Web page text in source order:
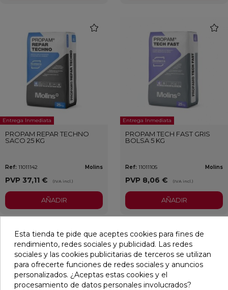
Entrega Inmediata
PROPAM REPAR TECHNO
SACO 25 KG
Ref: 11011142 Molins
PVP 37,11 € (IVA incl.)
AÑADIR
Entrega Inmediata
PROPAM TECH FAST GRIS
BOLSA 5 KG
Ref: 11011105 Molins
PVP 8,06 € (IVA incl.)
AÑADIR
favorite
Esta tienda te pide que aceptes cookies para fines de
rendimiento, redes sociales y publicidad. Las redes
sociales y las cookies publicitarias de terceros se utilizan
para ofrecerte funciones de redes sociales y anuncios
personalizados. ¿Aceptas estas cookies y el
procesamiento de datos personales involucrados?